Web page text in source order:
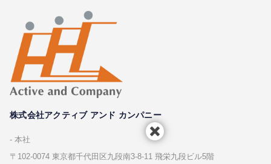
株式会社アクティブ アンド カンパニー
本社
〒102-0074 東京都千代⽥区九段南3-8-11 飛栄九段ビル5階